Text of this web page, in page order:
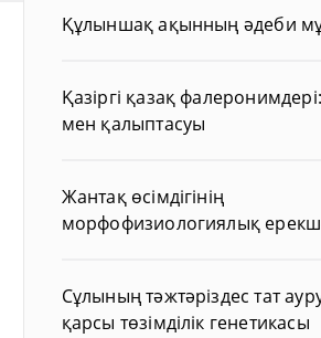
Құлыншақ ақынның әдеби
Қазіргі қазақ
мен қалыптасуы
Жантақ өсімдігінің
морфофизиологиялық
Сұлының тәжтәріздес тат
қарсы төзімділік генетикасы